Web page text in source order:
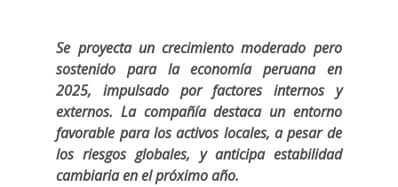
Se proyecta un crecimiento moderado pero
sostenido para la economía peruana en
2025, impulsado por factores internos y
externos. La compañía destaca un entorno
favorable para los activos locales, a pesar de
los riesgos globales, y anticipa estabilidad
cambiaria en el próximo año.